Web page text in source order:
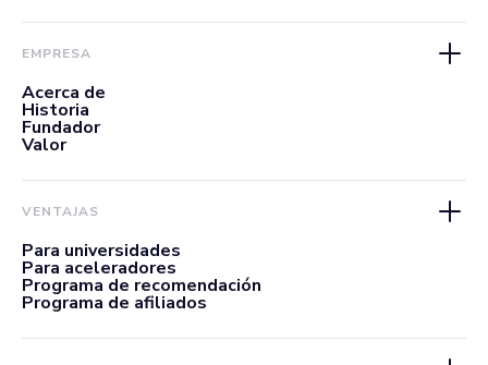
EMPRESA
Acerca de
Historia
Fundador
Valor
VENTAJAS
Para universidades
Para aceleradores
Programa de recomendación
Programa de afiliados